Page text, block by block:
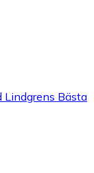
Lindgrens Bästa